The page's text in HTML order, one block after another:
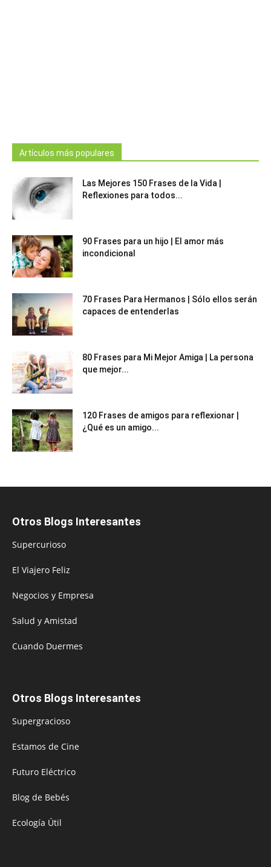
Artículos más populares
Las Mejores 150 Frases de la Vida |
Reflexiones para todos...
90 Frases para un hijo | El amor más
incondicional
70 Frases Para Hermanos | Sólo ellos serán
capaces de entenderlas
80 Frases para Mi Mejor Amiga | La persona
que mejor...
120 Frases de amigos para reflexionar |
¿Qué es un amigo...
Otros Blogs Interesantes
Supercurioso
El Viajero Feliz
Negocios y Empresa
Salud y Amistad
Cuando Duermes
Otros Blogs Interesantes
Supergracioso
Estamos de Cine
Futuro Eléctrico
Blog de Bebés
Ecología Útil